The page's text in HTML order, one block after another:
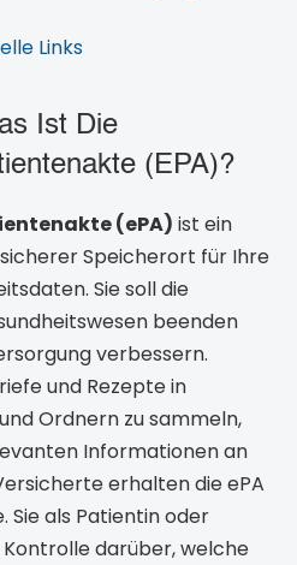
Links
Ist Die
(ePA)?
(ePA) ist ein
Speicherort für Ihre
Sie soll die
beenden
verbessern.
und Rezepte in
Ordnern zu sammeln,
Informationen an
erhalten die ePA
Sie als Patientin oder
darüber, welche